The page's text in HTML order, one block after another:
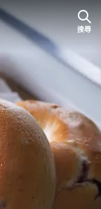
搜尋